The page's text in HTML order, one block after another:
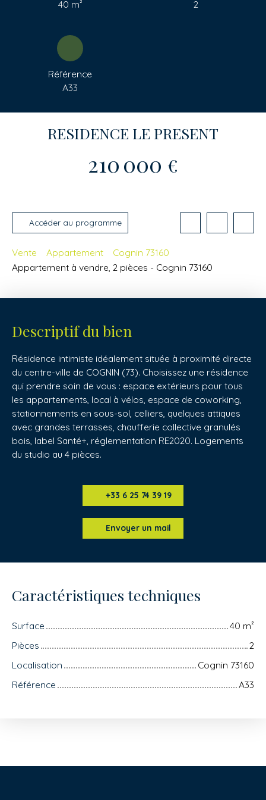
40 m²
2
Référence
A33
RESIDENCE LE PRESENT
210 000 €
Accéder au programme
Vente Appartement
Cognin 73160
Appartement à vendre, 2 pièces - Cognin 73160
Descriptif du bien
Résidence intimiste idéalement située à proximité directe
du centre-ville de COGNIN (73). Choisissez une résidence
qui prendre soin de vous : espace extérieurs pour tous
les appartements, local à vélos, espace de coworking,
stationnements en sous-sol, celliers, quelques attiques
avec grandes terrasses, chaufferie collective granulés
bois, label Santé+, réglementation RE2020. Logements
du studio au 4 pièces.
+33 6 25 74 39 19
Envoyer un mail
Caractéristiques techniques
Surface 40 m²
Pièces
2
Localisation
Cognin 73160
Référence
A33